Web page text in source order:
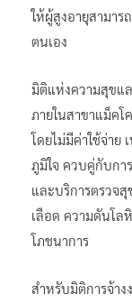
ให้ผู้สูงอายุสามา
ตนเอง
มิติแห่งความสุขแ
ภายในสาขาแม็คโ
โดยไม่มีค่าใช้จ่าย
ภูมิใจ ควบคู่กับกา
และบริการตรวจ
เลือด ความดันโล
โภชนาการ
สำหรับมิติการจ้าง